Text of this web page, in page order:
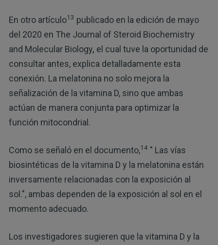
En otro artículo13 publicado en la edición de mayo
del 2020 en The Journal of Steroid Biochemistry
and Molecular Biology, el cual tuve la oportunidad de
consultar antes, explica detalladamente esta
conexión. La melatonina no solo mejora la
señalización de la vitamina D, sino que ambas
actúan de manera conjunta para optimizar la
función mitocondrial.
Como se señaló en el documento,14" Las vías
biosintéticas de la vitamina D y la melatonina están
inversamente relacionadas con la exposición al
sol.", ambas dependen de la exposición al sol en el
momento adecuado.
Los investigadores sugieren que la vitamina D y la